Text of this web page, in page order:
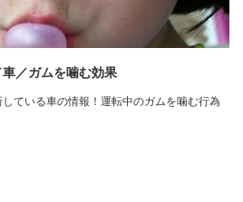
／ガムを噛む効果
ている車の情報！運転中のガムを噛む行為
マーク